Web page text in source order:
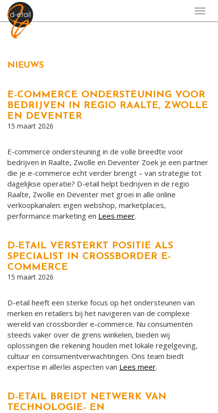
NIEUWS
E-COMMERCE ONDERSTEUNING VOOR
BEDRIJVEN IN REGIO RAALTE, ZWOLLE
EN DEVENTER
15 maart 2026
E-commerce ondersteuning in de volle breedte voor
bedrijven in Raalte, Zwolle en Deventer Zoek je een partner
die je e-commerce echt verder brengt – van strategie tot
dagelijkse operatie? D-etail helpt bedrijven in de regio
Raalte, Zwolle en Deventer met groei in alle online
verkoopkanalen: eigen webshop, marketplaces,
performance marketing en Lees meer.
D-ETAIL VERSTERKT POSITIE ALS
SPECIALIST IN CROSSBORDER E-
COMMERCE
15 maart 2026
D-etail heeft een sterke focus op het ondersteunen van
merken en retailers bij het navigeren van de complexe
wereld van crossborder e-commerce. Nu consumenten
steeds vaker over de grens winkelen, bieden wij
oplossingen die rekening houden met lokale regelgeving,
cultuur en consumentverwachtingen. Ons team biedt
expertise in allerlei aspecten van Lees meer.
D-ETAIL BREIDT NETWERK VAN
TECHNOLOGIE- EN